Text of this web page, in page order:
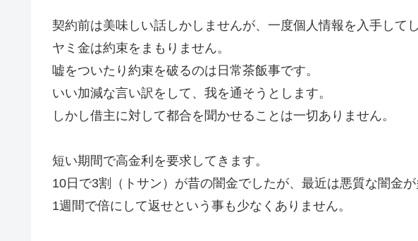
契約前は美味しい話しかしませんが、一度個人情報を入手して
ヤミ金は約束をまもりません。
嘘をついたり約束を破るのは日常茶飯事です。
いい加減な言い訳をして、我を通そうとします。
しかし借主に対して都合を聞かせることは一切ありません。
短い期間で高金利を要求してきます。
10日で3割（トサン）が昔の闇金でしたが、最近は悪質な闇金が
1週間で倍にして返せという事も少なくありません。